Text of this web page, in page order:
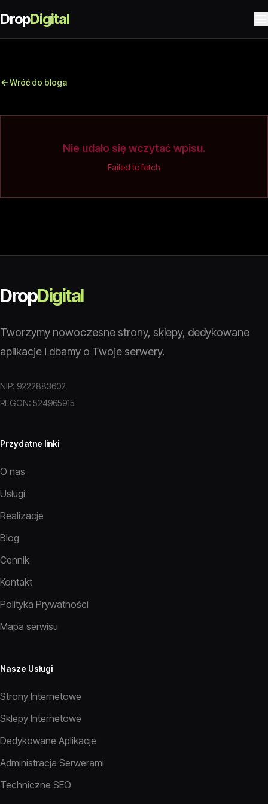
DropDigital
Wróć do bloga
Nie udało się wczytać wpisu.
Failed to fetch
DropDigital
Tworzymy nowoczesne strony, sklepy, dedykowane
aplikacje i dbamy o Twoje serwery.
NIP: 9222883602
REGON: 524965915
Przydatne linki
O nas
Usługi
Realizacje
Blog
Cennik
Kontakt
Polityka Prywatności
Mapa serwisu
Nasze Usługi
Strony Internetowe
Sklepy Internetowe
Dedykowane Aplikacje
Administracja Serwerami
Techniczne SEO